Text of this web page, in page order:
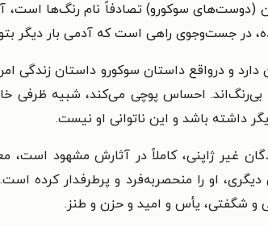
(دوست‌های سوکورو) تصادفاً نام رنگ‌ها
در جست‌وجوی راهی است که آدمی بار دیگر
احساس پوچی می‌کند، شبیه ظرفی
داشته باشد و این ناتوانی او نیست.
غیر ژاپنی، کاملاً در آثارش مشهود
او را منحصر‌به‌فرد و پرطرفدار کرده
و شگفتی، یأس و امید و حزن و طنز.